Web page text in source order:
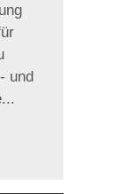
und